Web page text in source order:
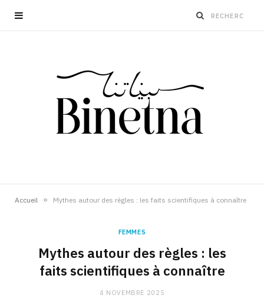
Accueil » Mythes autour des règles : les faits scientifiques à connaître
FEMMES
Mythes autour des règles : les
faits scientifiques à connaître
4 NOVEMBRE 2025